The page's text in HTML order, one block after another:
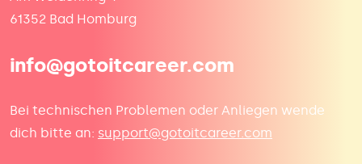
61352 Bad Homburg
info@gotoitcareer.com
Bei technischen Problemen oder Anliegen wende
dich bitte an: support@gotoitcareer.com